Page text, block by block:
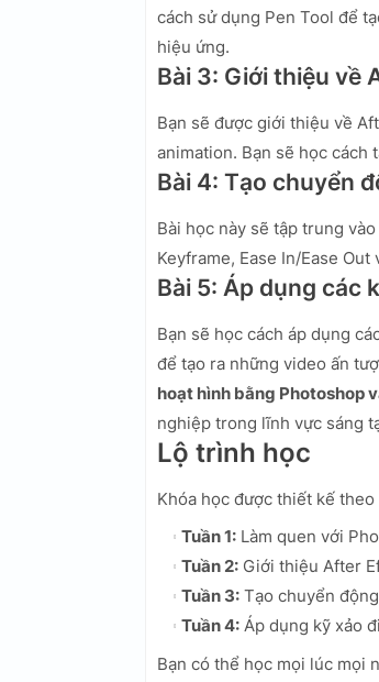
cách sử dụng Pen Tool để
hiệu ứng.
Bài 3: Giới thiệu về
Bạn sẽ được giới thiệu về
animation. Bạn sẽ học cách
Bài 4: Tạo chuyển
Bài học này sẽ tập trung
Keyframe, Ease In/Ease
Bài 5: Áp dụng các
Bạn sẽ học cách áp dụng
để tạo ra những video ấn
hoạt hình bằng Photoshop
nghiệp trong lĩnh vực sáng
Lộ trình học
Khóa học được thiết kế
Tuần 1: Làm quen với
Tuần 2: Giới thiệu After
Tuần 3: Tạo chuyển
Tuần 4: Áp dụng kỹ xảo
Bạn có thể học mọi lúc mọi